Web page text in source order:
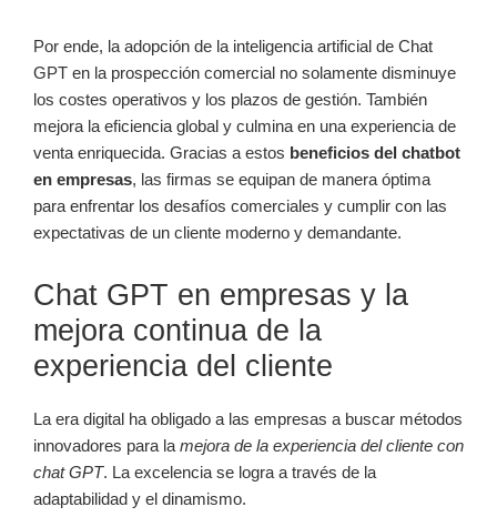
Por ende, la adopción de la inteligencia artificial de Chat
GPT en la prospección comercial no solamente disminuye
los costes operativos y los plazos de gestión. También
mejora la eficiencia global y culmina en una experiencia de
venta enriquecida. Gracias a estos beneficios del chatbot
en empresas, las firmas se equipan de manera óptima
para enfrentar los desafíos comerciales y cumplir con las
expectativas de un cliente moderno y demandante.
Chat GPT en empresas y la
mejora continua de la
experiencia del cliente
La era digital ha obligado a las empresas a buscar métodos
innovadores para la mejora de la experiencia del cliente con
chat GPT. La excelencia se logra a través de la
adaptabilidad y el dinamismo.